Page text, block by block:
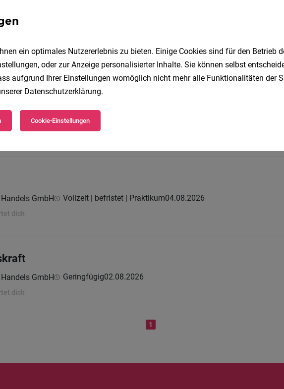
im Kundenservice (m/w/d)
Du mit:
(m/w/d) Rauhholzstraße 29, 6971 Hard
Teilzeit06.08.2026
GmbH Vollzeit | befristet | Praktikum04.08.2026
dich
GmbH Geringfügig02.08.2026
dich
1
ein optimales Nutzererlebnis zu bieten. Einige Cookies sind für den Betrieb
oder zur Anzeige personalisierter Inhalte. Sie können selbst
aufgrund Ihrer Einstellungen womöglich nicht mehr alle Funktionalitäten der
Datenschutzerklärung.
Cookie-Einstellungen